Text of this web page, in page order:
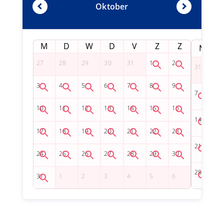
Oktober
M D W D V Z Z M